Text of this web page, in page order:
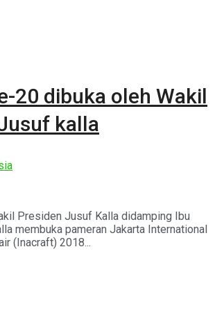
20 dibuka oleh Wakil
kalla
Presiden Jusuf Kalla didamping Ibu
membuka pameran Jakarta International
(Inacraft) 2018...